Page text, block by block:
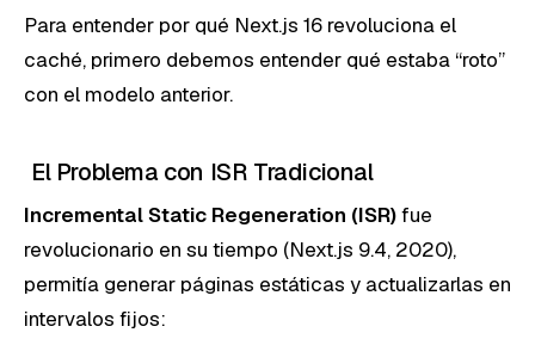
Para entender por qué Next.js 16 revoluciona el
caché, primero debemos entender qué estaba “roto”
con el modelo anterior.
El Problema con ISR Tradicional
Incremental Static Regeneration (ISR)fue
revolucionario en su tiempo (Next.js 9.4, 2020),
permitía generar páginas estáticas y actualizarlas en
intervalos fijos: